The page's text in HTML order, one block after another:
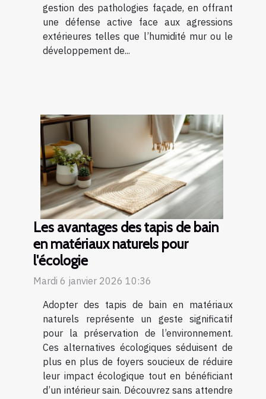
gestion des pathologies façade, en offrant
une défense active face aux agressions
extérieures telles que l’humidité mur ou le
développement de...
Les avantages des tapis de bain
en matériaux naturels pour
l'écologie
Mardi 6 janvier 2026 10:36
Adopter des tapis de bain en matériaux
naturels représente un geste significatif
pour la préservation de l’environnement.
Ces alternatives écologiques séduisent de
plus en plus de foyers soucieux de réduire
leur impact écologique tout en bénéficiant
d’un intérieur sain. Découvrez sans attendre